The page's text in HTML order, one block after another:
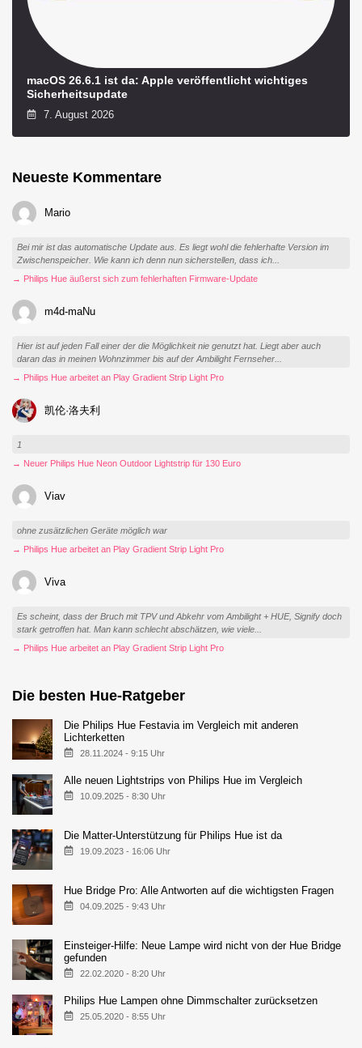
macOS 26.6.1 ist da: Apple veröffentlicht wichtiges
Sicherheitsupdate
7. August 2026
Neueste Kommentare
Mario
Bei mir ist das automatische Update aus. Es liegt wohl die fehlerhafte Version im
Zwischenspeicher. Wie kann ich denn nun sicherstellen, dass ich...
→ Philips Hue äußerst sich zum fehlerhaften Firmware-Update
m4d-maNu
Hier ist auf jeden Fall einer der die Möglichkeit nie genutzt hat. Liegt aber auch
daran das in meinen Wohnzimmer bis auf der Ambilight Fernseher...
→ Philips Hue arbeitet an Play Gradient Strip Light Pro
凯伦·洛夫利
1
→ Neuer Philips Hue Neon Outdoor Lightstrip für 130 Euro
Viav
ohne zusätzlichen Geräte möglich war
→ Philips Hue arbeitet an Play Gradient Strip Light Pro
Viva
Es scheint, dass der Bruch mit TPV und Abkehr vom Ambilight + HUE, Signify doch
stark getroffen hat. Man kann schlecht abschätzen, wie viele...
→ Philips Hue arbeitet an Play Gradient Strip Light Pro
Die besten Hue-Ratgeber
Die Philips Hue Festavia im Vergleich mit anderen
Lichterketten
28.11.2024 - 9:15 Uhr
Alle neuen Lightstrips von Philips Hue im Vergleich
10.09.2025 - 8:30 Uhr
Die Matter-Unterstützung für Philips Hue ist da
19.09.2023 - 16:06 Uhr
Hue Bridge Pro: Alle Antworten auf die wichtigsten Fragen
04.09.2025 - 9:43 Uhr
Einsteiger-Hilfe: Neue Lampe wird nicht von der Hue Bridge
gefunden
22.02.2020 - 8:20 Uhr
Philips Hue Lampen ohne Dimmschalter zurücksetzen
25.05.2020 - 8:55 Uhr